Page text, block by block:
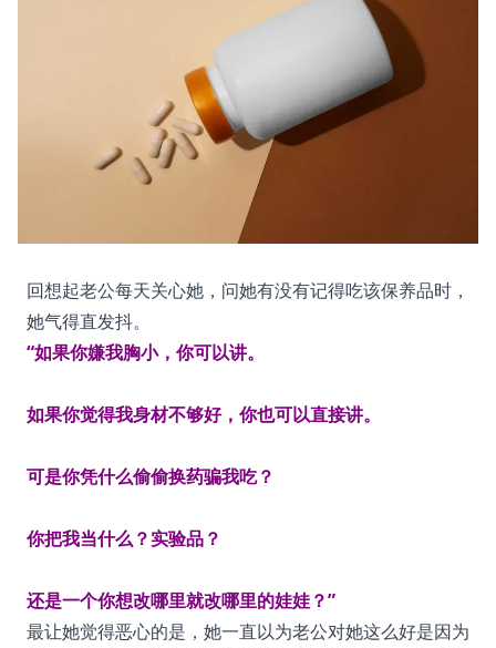
回想起老公每天关心她，问她有没有记得吃该保养品时，
她气得直发抖。
“如果你嫌我胸小，你可以讲。
如果你觉得我身材不够好，你也可以直接讲。
可是你凭什么偷偷换药骗我吃？
你把我当什么？实验品？
还是一个你想改哪里就改哪里的娃娃？”
最让她觉得恶心的是，她一直以为老公对她这么好是因为